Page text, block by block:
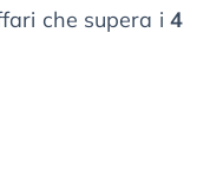
che supera i 4